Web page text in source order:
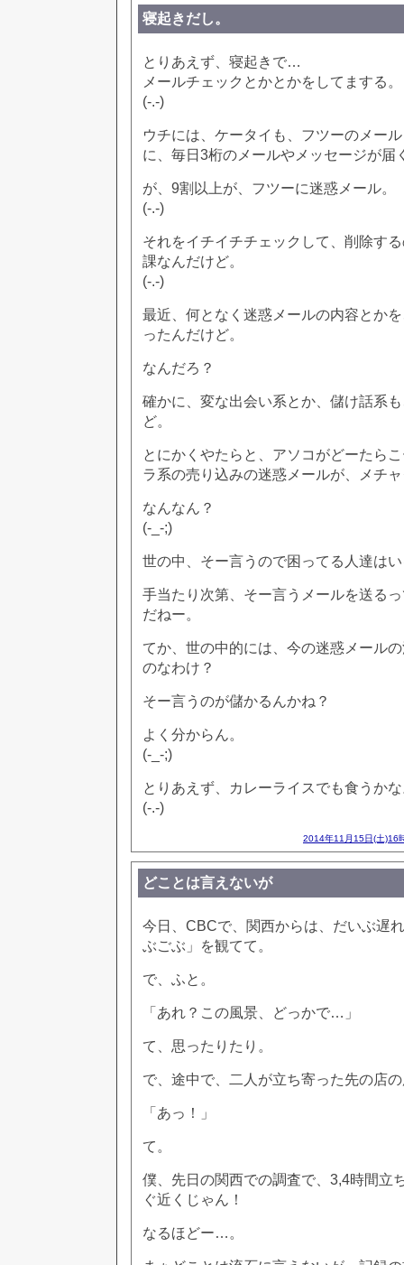
寝起きだし。
とりあえず、寝起きで…
メールチェックとかとかをしてまする。
(-.-)
ウチには、ケータイも、フツーのメー
に、毎日3桁のメールやメッセージが届
が、9割以上が、フツーに迷惑メール。
(-.-)
それをイチイチチェックして、削除す
課なんだけど。
(-.-)
最近、何となく迷惑メールの内容とか
ったんだけど。
なんだろ？
確かに、変な出会い系とか、儲け話系
ど。
とにかくやたらと、アソコがどーたら
ラ系の売り込みの迷惑メールが、メチ
なんなん？
(-_-;)
世の中、そー言うので困ってる人達は
手当たり次第、そー言うメールを送る
だねー。
てか、世の中的には、今の迷惑メール
のなわけ？
そー言うのが儲かるんかね？
よく分からん。
(-_-;)
とりあえず、カレーライスでも食うか
(-.-)
2014年11月15日(土)16
どことは言えないが
今日、CBCで、関西からは、だいぶ遅
ぶごぶ」を観てて。
で、ふと。
「あれ？この風景、どっかで…」
て、思ったりたり。
で、途中で、二人が立ち寄った先の店
「あっ！」
て。
僕、先日の関西での調査で、3,4時間立
ぐ近くじゃん！
なるほどー…。